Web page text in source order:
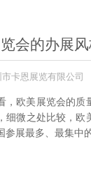
会的办展
市卡恩展览有限公司
，欧美展览会的质
细微之处比较，欧
参展最多、最集中